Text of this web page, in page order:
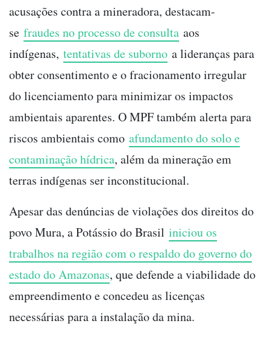
acusações contra a mineradora, destacam-
se fraudes no processo de consulta aos
indígenas, tentativas de suborno a lideranças para
obter consentimento e o fracionamento irregular
do licenciamento para minimizar os impactos
ambientais aparentes. O MPF também alerta para
riscos ambientais como afundamento do solo e
contaminação hídrica, além da mineração em
terras indígenas ser inconstitucional.
Apesar das denúncias de violações dos direitos do
povo Mura, a Potássio do Brasil iniciou os
trabalhos na região com o respaldo do governo do
estado do Amazonas, que defende a viabilidade do
empreendimento e concedeu as licenças
necessárias para a instalação da mina.